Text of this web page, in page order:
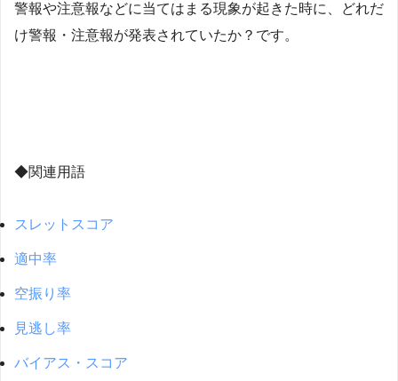
警報や注意報などに当てはまる現象が起きた時に、どれだ
け警報・注意報が発表されていたか？です。
◆関連用語
スレットスコア
適中率
空振り率
見逃し率
バイアス・スコア